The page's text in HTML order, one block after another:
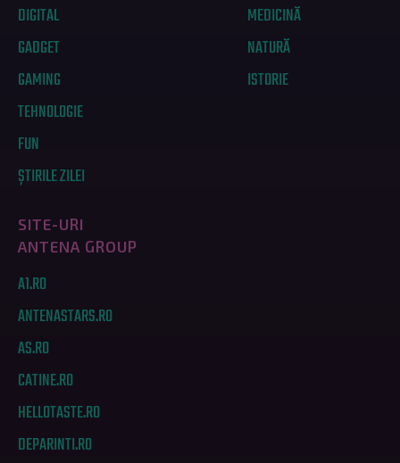
DIGITAL
GADGET
GAMING
TEHNOLOGIE
FUN
ȘTIRILE ZILEI
MEDICINĂ
NATURĂ
ISTORIE
SITE-URI
ANTENA GROUP
A1.RO
ANTENASTARS.RO
AS.RO
CATINE.RO
HELLOTASTE.RO
DEPARINTI.RO